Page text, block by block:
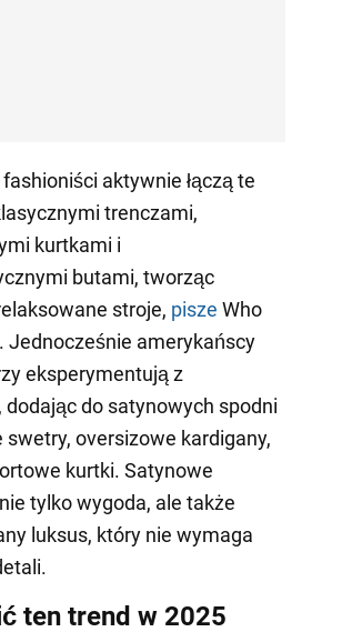
aktywnie łączą te
trenczami,
kurtkami i
butami, tworząc
stroje, pisze Who
Jednocześnie amerykańscy
eksperymentują z
do satynowych spodni
swetry, oversizowe kardigany,
kurtki. Satynowe
tylko wygoda, ale także
luksus, który nie wymaga
ten trend w 2025